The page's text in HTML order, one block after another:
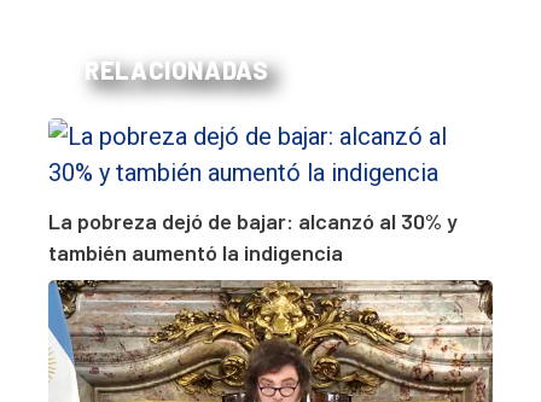
RELACIONADAS
La pobreza dejó de bajar: alcanzó al 30% y
también aumentó la indigencia